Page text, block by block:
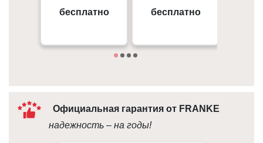
бесплатно
Gorodok Gallery
бесплатно
09:00 - 18:00
Официальная гарантия от FRANKE
надежность – на годы!